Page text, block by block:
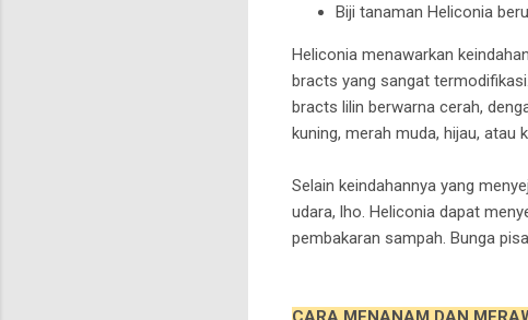
Biji tanaman Heliconia
Heliconia menawarkan
bracts yang sangat
bracts lilin berwarna cerah,
kuning, merah muda, hijau, atau
Selain keindahannya yang
udara, lho. Heliconia dapat
pembakaran sampah. Bunga